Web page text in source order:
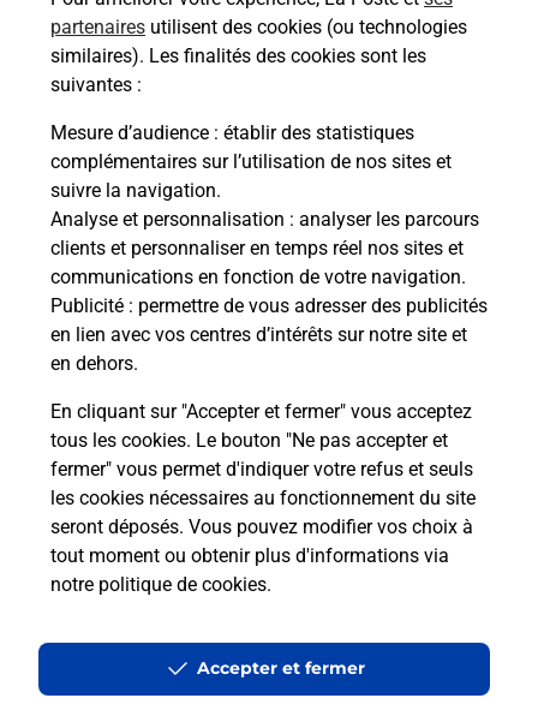
partenaires utilisent des cookies (ou technologies
similaires). Les finalités des cookies sont les
suivantes :
Mesure d’audience : établir des statistiques
complémentaires sur l’utilisation de nos sites et
suivre la navigation.
Analyse et personnalisation : analyser les parcours
clients et personnaliser en temps réel nos sites et
communications en fonction de votre navigation.
Publicité : permettre de vous adresser des publicités
en lien avec vos centres d’intérêts sur notre site et
en dehors.
En cliquant sur "Accepter et fermer" vous acceptez
tous les cookies. Le bouton "Ne pas accepter et
fermer" vous permet d'indiquer votre refus et seuls
les cookies nécessaires au fonctionnement du site
seront déposés. Vous pouvez modifier vos choix à
tout moment ou obtenir plus d'informations via
notre politique de cookies.
Accepter et fermer
Malin !
La Poste
en ligne
Ouvert 24h/24
En savoir plus
Haute-Vienne
Accessibilité : partiellement conforme